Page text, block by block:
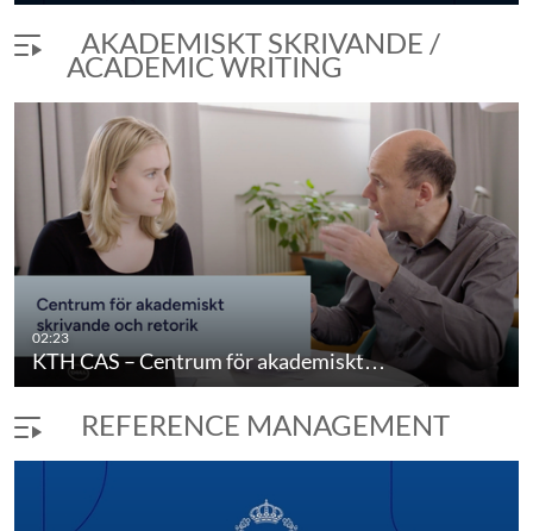
AKADEMISKT SKRIVANDE /
ACADEMIC WRITING
02:23
KTH CAS – Centrum för akademiskt…
REFERENCE MANAGEMENT